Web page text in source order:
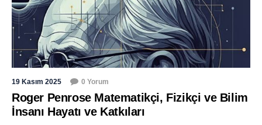
19 Kasım 2025 0 Yorum
Roger Penrose Matematikçi, Fizikçi ve Bilim
İnsanı Hayatı ve Katkıları